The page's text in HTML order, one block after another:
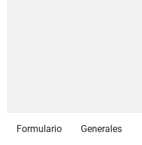
Formulario Generales